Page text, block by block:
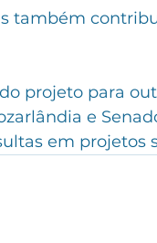
também
projeto para
e
em projetos